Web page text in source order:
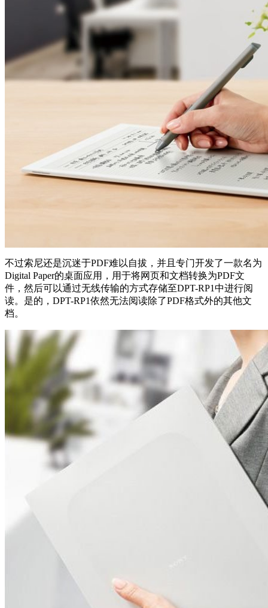
不过索尼还是沉迷于PDF难以自拔，并且专门开发了一款名为
Digital Paper的桌面应用，用于将网页和文档转换为PDF文
件，然后可以通过无线传输的方式存储至DPT-RP1中进行阅
读。是的，DPT-RP1依然无法阅读除了PDF格式外的其他文
档。